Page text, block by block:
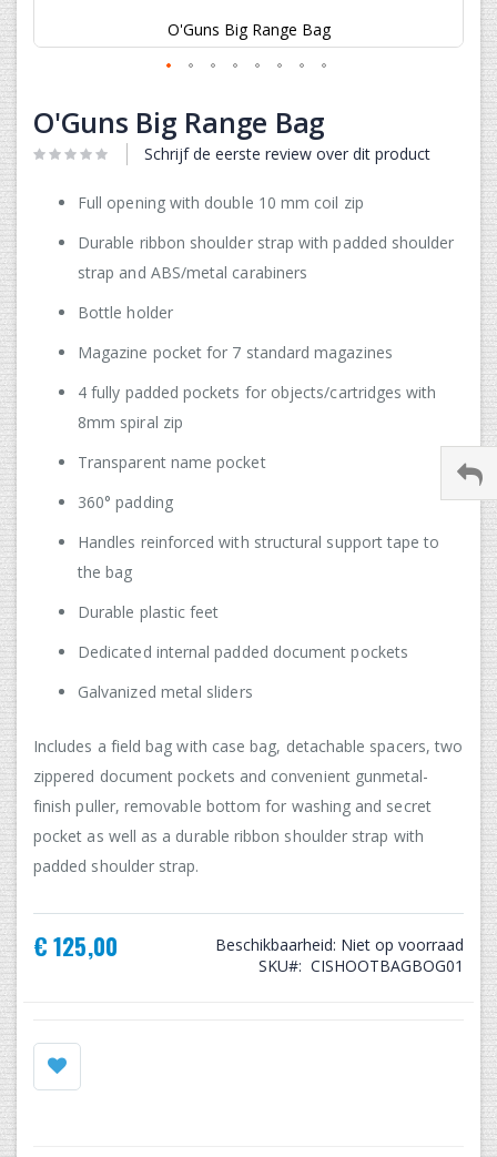
O'Guns Big Range Bag
naar
het
begin
afbeeldingen-
O'Guns Big Range Bag
Schrijf de eerste review over dit product
Full opening with double 10 mm coil zip
Durable ribbon shoulder strap with padded shoulder
strap and ABS/metal carabiners
Bottle holder
Magazine pocket for 7 standard magazines
4 fully padded pockets for objects/cartridges with
8mm spiral zip
Transparent name pocket
360° padding
Handles reinforced with structural support tape to
the bag
Durable plastic feet
Dedicated internal padded document pockets
Galvanized metal sliders
Includes a field bag with case bag, detachable spacers, two
zippered document pockets and convenient gunmetal-
finish puller, removable bottom for washing and secret
pocket as well as a durable ribbon shoulder strap with
padded shoulder strap.
€ 125,00 Beschikbaarheid: Niet op voorraad
SKU
CISHOOTBAGBOG01